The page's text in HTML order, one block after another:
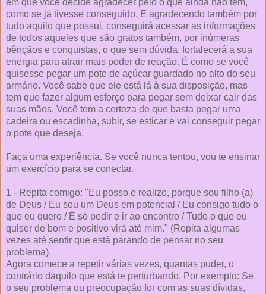
em que você decide agradecer pelo o que ainda não tem,
como se já tivesse conseguido. E agradecendo também por
tudo aquilo que possui, conseguirá acessar as informações
de todos aqueles que são gratos também, por inúmeras
bênçãos e conquistas, o que sem dúvida, fortalecerá a sua
energia para atrair mais poder de reação. É como se você
quisesse pegar um pote de açúcar guardado no alto do seu
armário. Você sabe que ele está lá à sua disposição, mas
tem que fazer algum esforço para pegar sem deixar cair das
suas mãos. Você tem a certeza de que basta pegar uma
cadeira ou escadinha, subir, se esticar e vai conseguir pegar
o pote que deseja.
Faça uma experiência. Se você nunca tentou, vou te ensinar
um exercício para se conectar.
1 - Repita comigo: "Eu posso e realizo, porque sou filho (a)
de Deus / Eu sou um Deus em potencial / Eu consigo tudo o
que eu quero / É só pedir e ir ao encontro / Tudo o que eu
quiser de bom e positivo virá até mim." (Repita algumas
vezes até sentir que está parando de pensar no seu
problema).
Agora comece a repetir várias vezes, quantas puder, o
contrário daquilo que está te perturbando. Por exemplo: Se
o seu problema ou preocupação for com as suas dívidas,